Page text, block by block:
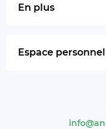
En plus
Espace personnel